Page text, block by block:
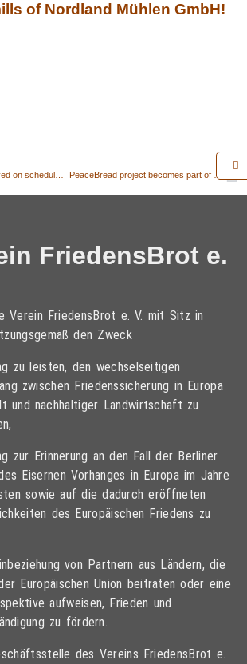
of Nordland Mühlen GmbH!
PeaceBread project becomes part of Researcher’s Night on science festival in Hungary
FriedensBrot e.
Verein FriedensBrot e. V. mit Sitz in
den Zweck
zu leisten, den wechselseitigen
zwischen Friedenssicherung in Europa
und nachhaltiger Landwirtschaft zu
zur Erinnerung an den Fall der Berliner
Eisernen Vorhanges in Europa im Jahre
sowie auf die dadurch eröffneten
des Europäischen Friedens zu
von Partnern aus Ländern, die
Europäischen Union beitraten oder eine
aufweisen, Frieden und
zu fördern.
des Vereins FriedensBrot e.